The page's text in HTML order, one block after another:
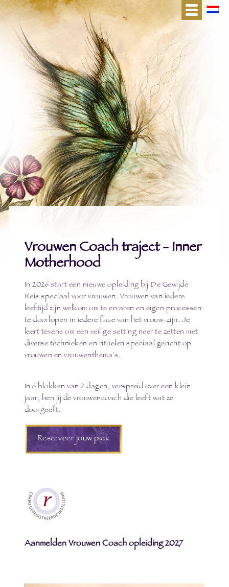
Vrouwen Coach traject - Inner
Motherhood
In 2026 start een nieuwe opleiding bij De Gewijde
Reis speciaal voor vrouwen. Vrouwen van iedere
leeftijd zijn welkom om te ervaren en eigen processen
te doorlopen in iedere fase van het vrouw-zijn. Je
leert tevens om een veilige setting neer te zetten met
diverse technieken en rituelen speciaal gericht op
vrouwen en vrouwenthema's.
In 6 blokken van 2 dagen, verspreid over een klein
jaar, ben jij de vrouwencoach die leeft wat ze
doorgeeft.
Reserveer jouw plek
Aanmelden Vrouwen Coach opleiding 2027